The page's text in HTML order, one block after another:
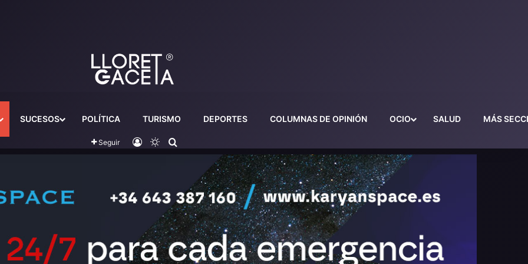
SUCESOS POLÍTICA TURISMO DEPORTES COLUMNAS DE OPINIÓN OCIO SALUD MÁS
Seguir Iniciar sesión
Switch skin